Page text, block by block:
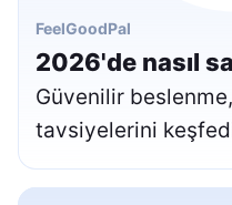
FeelGoodPal
2026'de nasıl
Güvenilir
tavsiyelerini